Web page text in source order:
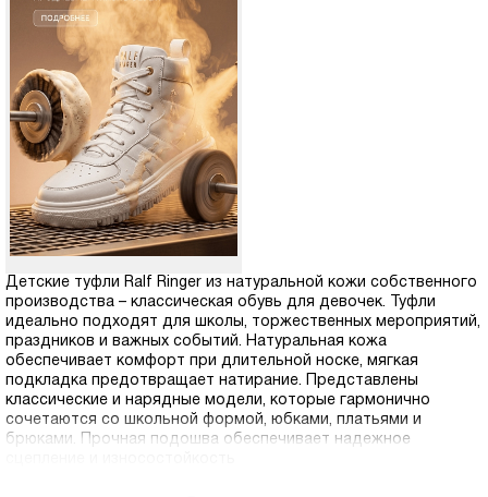
Детские туфли Ralf Ringer из натуральной кожи собственного
производства – классическая обувь для девочек. Туфли
идеально подходят для школы, торжественных мероприятий,
праздников и важных событий. Натуральная кожа
обеспечивает комфорт при длительной носке, мягкая
подкладка предотвращает натирание. Представлены
классические и нарядные модели, которые гармонично
сочетаются со школьной формой, юбками, платьями и
брюками. Прочная подошва обеспечивает надежное